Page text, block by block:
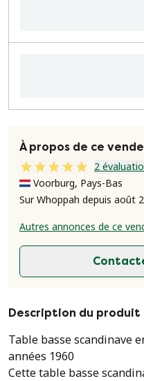
À propos de ce
2
Voorburg, Pays-Bas
Sur Whoppah depuis août
Autres annonces de ce
Description du produit
Table basse scandinave
années 1960
Cette table basse